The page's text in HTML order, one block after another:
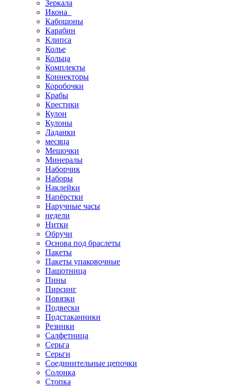
Зеркала
Икона
Кабошоны
Карабин
Клипса
Колье
Кольца
Комплекты
Коннекторы
Коробочки
Крабы
Крестики
Кулон
Кулоны
Ладанки
месяца
Мешочки
Минералы
Наборчик
Наборы
Наклейки
Напёрстки
Наручные часы
недели
Нитки
Обручи
Основа под браслеты
Пакеты
Пакеты упаковочные
Пашотница
Пины
Пирсинг
Повязки
Подвески
Подстаканники
Резинки
Салфетница
Серьга
Серьги
Соединительные цепочки
Солонка
Стопка